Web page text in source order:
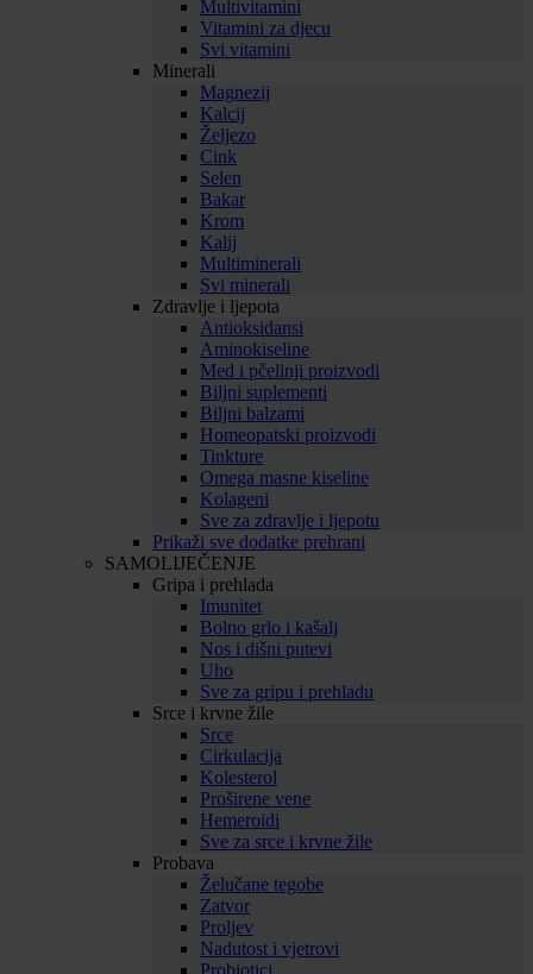
Multivitamini
Vitamini za djecu
Svi vitamini
Minerali
Magnezij
Kalcij
Željezo
Cink
Selen
Bakar
Krom
Kalij
Multiminerali
Svi minerali
Zdravlje i ljepota
Antioksidansi
Aminokiseline
Med i pčelinji proizvodi
Biljni suplementi
Biljni balzami
Homeopatski proizvodi
Tinkture
Omega masne kiseline
Kolageni
Sve za zdravlje i ljepotu
Prikaži sve dodatke prehrani
SAMOLIJEČENJE
Gripa i prehlada
Imunitet
Bolno grlo i kašalj
Nos i dišni putevi
Uho
Sve za gripu i prehladu
Srce i krvne žile
Srce
Cirkulacija
Kolesterol
Proširene vene
Hemeroidi
Sve za srce i krvne žile
Probava
Želučane tegobe
Zatvor
Proljev
Nadutost i vjetrovi
Probiotici